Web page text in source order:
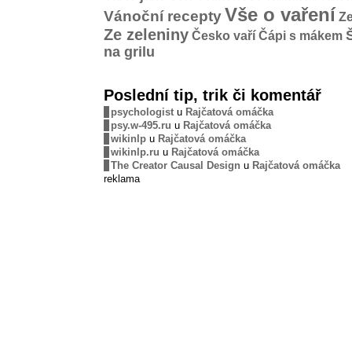
Vánoční receptyVše o vaření
Ze zeleniny Česko vaří Čápi s mákem
na grilu
Poslední tip, trik či komentář
psychologist u Rajčatová omáčka
psy.w-495.ru u Rajčatová omáčka
wikinlp u Rajčatová omáčka
wikinlp.ru u Rajčatová omáčka
The Creator Causal Design u Rajčatová omáčka
reklama